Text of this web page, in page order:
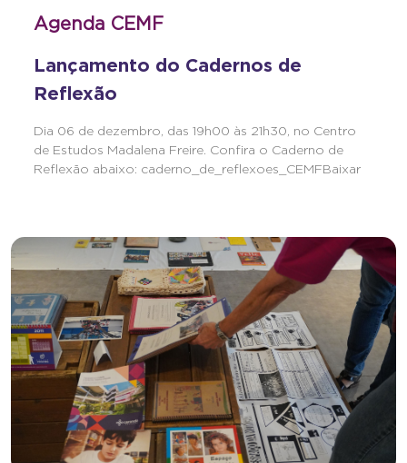
Agenda CEMF
Lançamento do Cadernos de
Reflexão
Dia 06 de dezembro, das 19h00 às 21h30, no Centro
de Estudos Madalena Freire. Confira o Caderno de
Reflexão abaixo: caderno_de_reflexoes_CEMFBaixar